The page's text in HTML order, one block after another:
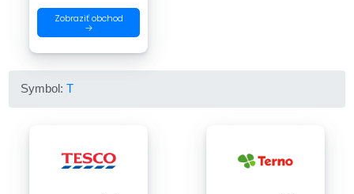
Zobraziť obchod
→
Symbol:T